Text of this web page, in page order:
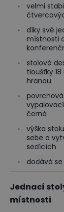
velmi
díky své
místnosti
stolová
tloušťky
hranou
černá
výška
sebe a
sedících
dodává
Jednací
místnosti